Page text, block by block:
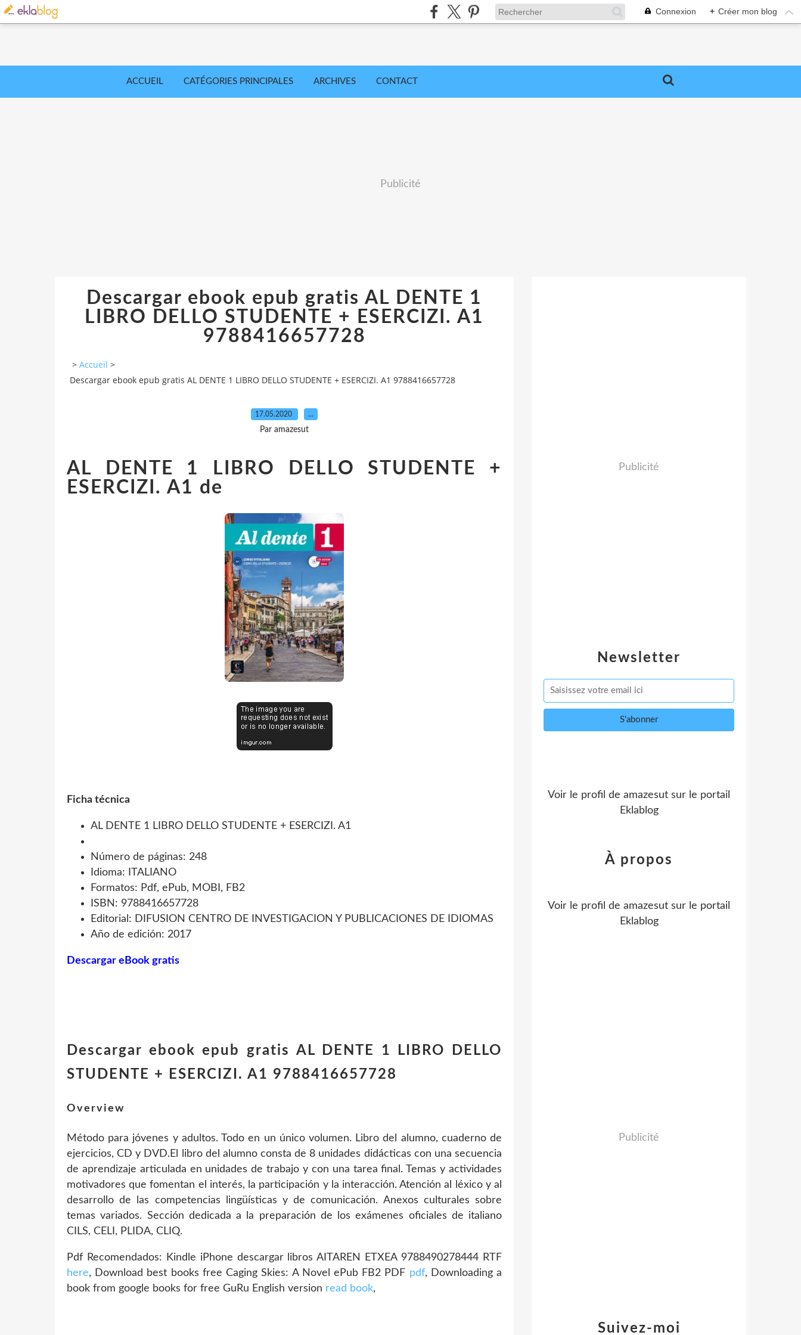
Connexion + Créer mon blog
ACCUEIL CATÉGORIES PRINCIPALES ARCHIVES CONTACT
Publicité
Descargar ebook epub gratis AL DENTE 1
LIBRO DELLO STUDENTE + ESERCIZI. A1
9788416657728
> Accueil >
Descargar ebook epub gratis AL DENTE 1 LIBRO DELLO STUDENTE + ESERCIZI. A1 9788416657728
17.05.2020 …
Par amazesut
AL DENTE 1 LIBRO DELLO STUDENTE +
ESERCIZI. A1 de
Ficha técnica
AL DENTE 1 LIBRO DELLO STUDENTE + ESERCIZI. A1
Número de páginas: 248
Idioma: ITALIANO
Formatos: Pdf, ePub, MOBI, FB2
ISBN: 9788416657728
Editorial: DIFUSION CENTRO DE INVESTIGACION Y PUBLICACIONES DE IDIOMAS
Año de edición: 2017
Descargar eBook gratis
Descargar ebook epub gratis AL DENTE 1 LIBRO DELLO
STUDENTE + ESERCIZI. A1 9788416657728
Overview
Método para jóvenes y adultos. Todo en un único volumen. Libro del alumno, cuaderno de
ejercicios, CD y DVD.El libro del alumno consta de 8 unidades didácticas con una secuencia
de aprendizaje articulada en unidades de trabajo y con una tarea final. Temas y actividades
motivadores que fomentan el interés, la participación y la interacción. Atención al léxico y al
desarrollo de las competencias lingüísticas y de comunicación. Anexos culturales sobre
temas variados. Sección dedicada a la preparación de los exámenes oficiales de italiano
CILS, CELI, PLIDA, CLIQ.
Pdf Recomendados: Kindle iPhone descargar libros AITAREN ETXEA 9788490278444 RTF
here, Download best books free Caging Skies: A Novel ePub FB2 PDF pdf, Downloading a
book from google books for free GuRu English version read book,
Newsletter
Publicité
Voir le profil de amazesut sur le portail
Eklablog
Suivez-moi
À propos
Voir le profil de amazesut sur le portail
Eklablog
Publicité